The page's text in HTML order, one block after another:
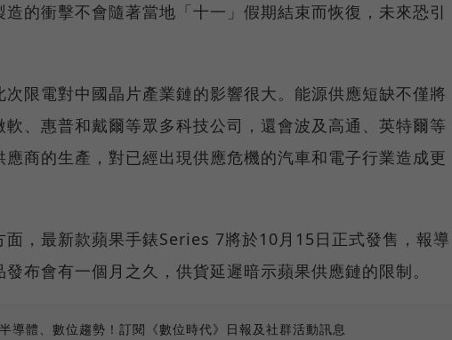
的衝擊不會隨著當地「十一」假期結束而恢復，未來恐引
限電對中國晶片產業鏈的影響很大。能源供應短缺不僅將
、惠普和戴爾等眾多科技公司，還會波及高通、英特爾等
商的生產，對已經出現供應危機的汽車和電子行業造成更
，最新款蘋果手錶Series 7將於10月15日正式發售，報導
布會有一個月之久，供貨延遲暗示蘋果供應鏈的限制。
導體、數位趨勢！訂閱《數位時代》日報及社群活動訊息